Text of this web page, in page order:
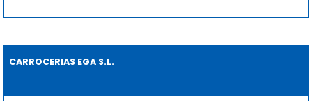
CARROCERIAS EGA S.L.